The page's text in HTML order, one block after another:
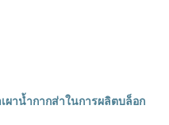
ผาน้ำกากส่าในการผลิตบล็อก